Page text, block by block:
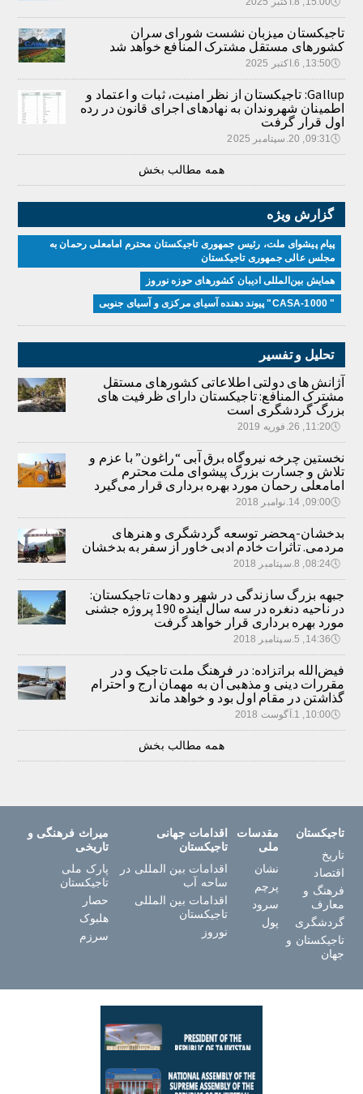
تاجیکستان میزبان نشست شورای سران
کشورهای مستقل مشترک المنافع خواهد شد
🕔13:50, 6.اکتبر 2025
Gallup: تاجیکستان از نظر امنیت، ثبات و اعتماد و
اطمینان شهروندان به نهادهای اجرای قانون در رده
اول قرار گرفت
🕔09:31, 20.سپتامبر 2025
همه مطالب بخش
گزارش ویژه
پیام پیشوای ملت، رئیس جمهوری تاجیکستان محترم امامعلی رحمان به
مجلس عالی جمهوری تاجیکستان
همایش بین‌المللی ادیبان کشور‌های حوزه نوروز
" CASA-1000" پیوند دهنده آسیای مرکزی و آسیای جنوبی
تحلیل و تفسیر
آژانش های دولتی اطلاعاتی کشورهای مستقل
مشترک المنافع: تاجیکستان دارای ظرفیت های
بزرگ گردشگری است
🕔11:20, 26.فوریه 2019
نخستین چرخه نیروگاه برق آبی “راغون” با عزم و
تلاش و جسارت بزرگ پیشوای ملت محترم
امامعلی رحمان مورد بهره برداری قرار می‌گیرد
🕔09:00, 14.نوامبر 2018
بدخشان-محضر توسعه گردشگری و هنرهای
مردمی. تأثرات خادم ادبی خاور از سفر به بدخشان
🕔08:24, 8.سپتامبر 2018
جبهه بزرگ سازندگی در شهر و دهات تاجیکستان:
در ناحیه دنغره در سه سال آینده 190 پروژه جشنی
مورد بهره برداری قرار خواهد گرفت
🕔14:36, 5.سپتامبر 2018
فیض‌الله براتزاده: در فرهنگ ملت تاجیک و در
مقررات دینی و مذهبی آن به مهمان ارج و احترام
گذاشتن در مقام اول بود و خواهد ماند
🕔10:00, 1.آگوست 2018
همه مطالب بخش
تاجیکستان
تاریخ
اقتصاد
فرهنگ و
معارف
گردشگری
تاجیکستان و
جهان
مقدسات
ملی
نشان
پرچم
سرود
پول
اقدامات جهانی
تاجیکستان
اقدامات بین المللی در
ساحه آب
اقدامات بین المللی
تاجیکستان
نوروز
میراث فرهنگی و
تاریخی
پارک ملی
تاجیکستان
حصار
هلبوک
سرزم